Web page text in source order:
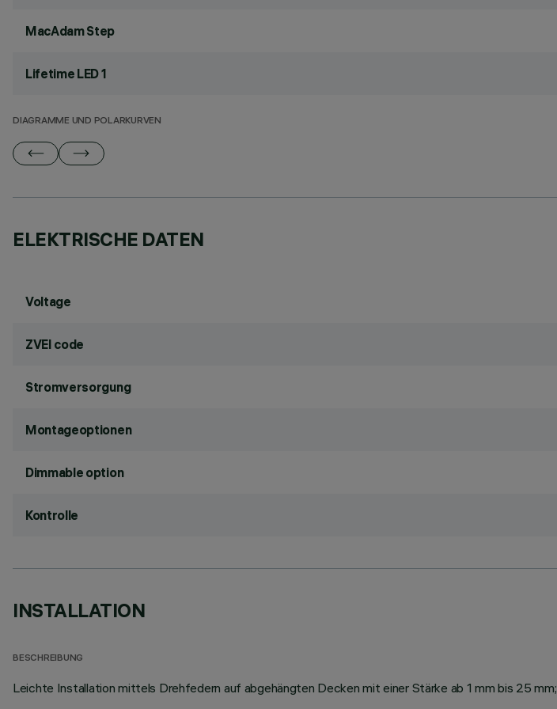
MacAdam Step
Lifetime LED 1
DIAGRAMME UND POLARKURVEN
ELEKTRISCHE DATEN
Voltage
ZVEI code
Stromversorgung
Montageoptionen
Dimmable option
Kontrolle
INSTALLATION
BESCHREIBUNG
Leichte Installation mittels Drehfedern auf abgehängten Decken mit einer Stärke ab 1 mm bis 25 mm;